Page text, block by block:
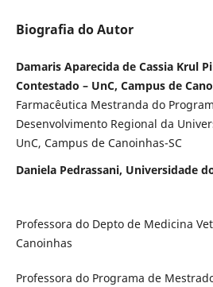
Biografia do Autor
Damaris Aparecida de Cassia Krul
Contestado – UnC, Campus de
Farmacêutica Mestranda do
Desenvolvimento Regional da
UnC, Campus de Canoinhas-SC
Daniela Pedrassani, Universidade
Professora do Depto de Medicina
Canoinhas
Professora do Programa de